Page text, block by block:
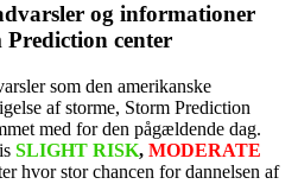
og informationer
Prediction center
som den amerikanske
af storme, Storm Prediction
med for den pågældende dag.
SLIGHT RISK, MODERATE
hvor stor chancen for dannelsen af